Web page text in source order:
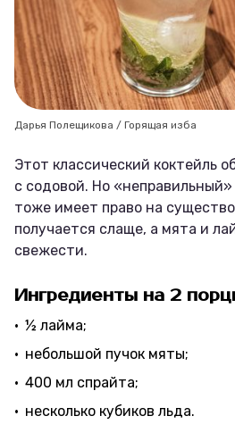
Дарья Полещикова / Горящая изба
Этот классический коктейль
с содовой. Но
тоже имеет право на
получается слаще, а мята и
свежести.
Ингредиенты на 2
½ лайма;
небольшой пучок мяты;
400 мл спрайта;
несколько кубиков льда.